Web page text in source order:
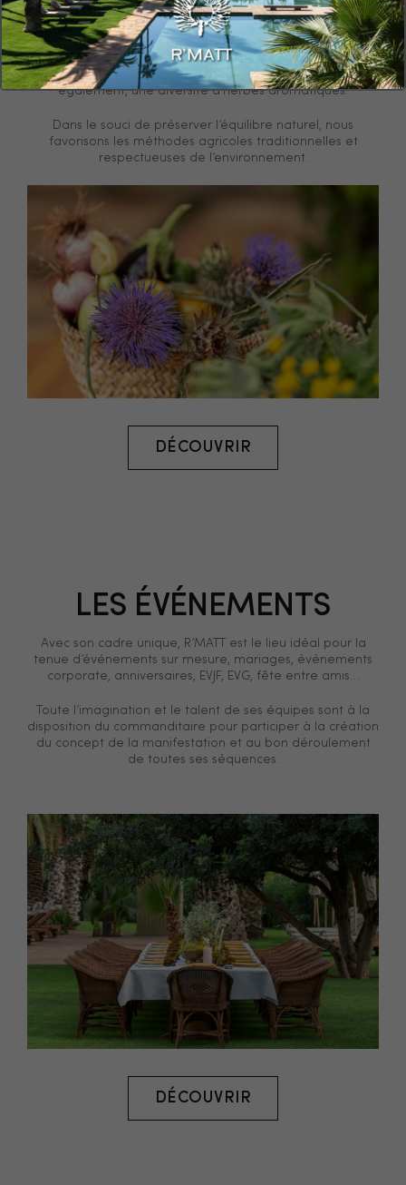
Les différentes parcelles de terre sont habilement
aménagées pour accueillir de nombreuses variétés de
tomates et de courgettes, aubergines, carottes, poivrons,
les essentiels de la cuisine marocaine. On y retrouve
également, une diversité d’herbes aromatiques.
Dans le souci de préserver l’équilibre naturel, nous
favorisons les méthodes agricoles traditionnelles et
respectueuses de l’environnement.
DÉCOUVRIR
LES ÉVÉNEMENTS
Avec son cadre unique, R’MATT est le lieu idéal pour la
tenue d’événements sur mesure, mariages, événements
corporate, anniversaires, EVJF, EVG, fête entre amis…
Toute l’imagination et le talent de ses équipes sont à la
disposition du commanditaire pour participer à la création
du concept de la manifestation et au bon déroulement
de toutes ses séquences.
DÉCOUVRIR